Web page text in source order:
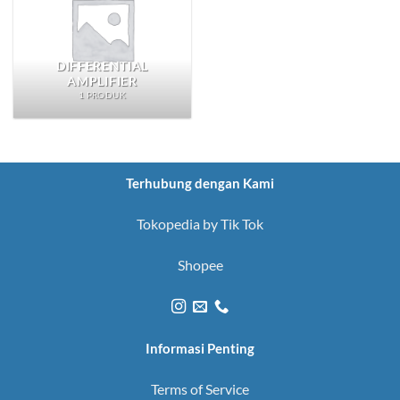
DIFFERENTIAL
AMPLIFIER
1 PRODUK
Terhubung dengan Kami
Tokopedia by Tik Tok
Shopee
Informasi Penting
Terms of Service